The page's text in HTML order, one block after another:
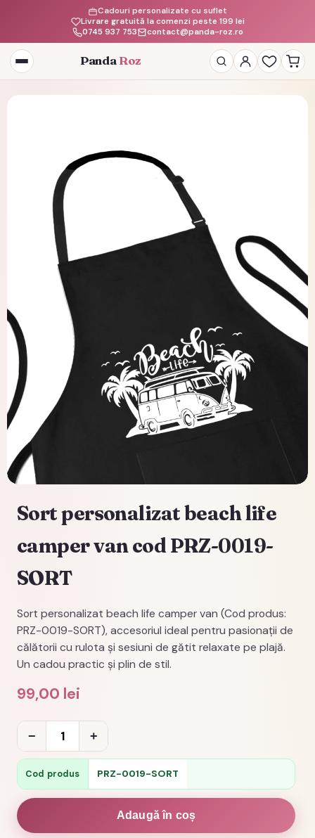
Livrare gratuită la comenzi peste 199 lei
Cadouri personalizate cu suflet
0745 937 753
contact@panda-roz.ro
Deschide
meniul
Panda Roz
Sort personalizat beach life
camper van cod PRZ-0019-
SORT
Sort personalizat beach life camper van (Cod produs:
PRZ-0019-SORT), accesoriul ideal pentru pasionații de
călătorii cu rulota și sesiuni de gătit relaxate pe plajă.
Un cadou practic și plin de stil.
99,00 lei
−
Cantitate
Sort
personalizat
beach
life
camper
+
Cod produs PRZ-0019-SORT
Adaugă în coș